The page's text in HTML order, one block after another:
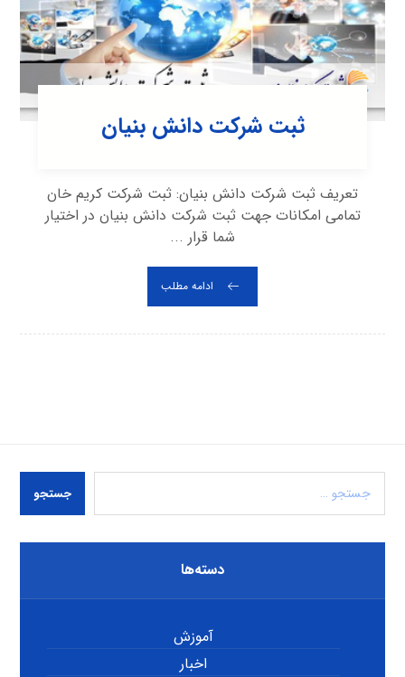
ثبت شرکت دانش بنیان
تعریف ثبت شرکت دانش بنیان: ثبت شرکت کریم خان
تمامی امکانات جهت ثبت شرکت دانش بنیان در اختیار
شما قرار ...
ادامه مطلب
جستجو
دسته‌ها
آموزش
اخبار